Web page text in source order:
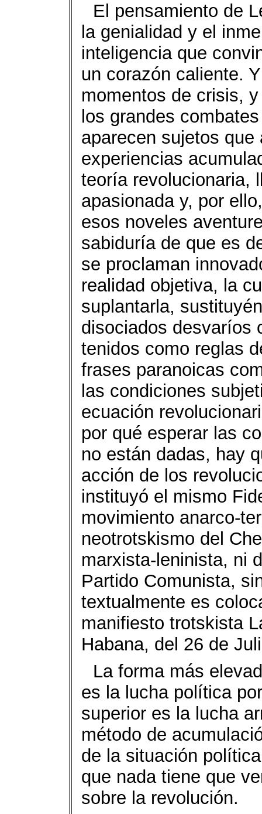
El pensamiento de
la genialidad y el
inteligencia que
un corazón caliente.
momentos de crisis,
los grandes
aparecen sujetos
experiencias
teoría revolucionaria,
apasionada y, por
esos noveles
sabiduría de que es
se proclaman
realidad objetiva, la
suplantarla,
disociados desvaríos
tenidos como reglas
frases paranoicas
las condiciones
ecuación
por qué esperar las
no están dadas, hay
acción de los
instituyó el mismo
movimiento anarco-
neotrotskismo del
marxista-leninista, ni
Partido Comunista,
textualmente es
manifiesto trotskista
Habana, del 26 de
La forma más
es la lucha política
superior es la lucha
método de
de la situación
que nada tiene que
sobre la revolución.